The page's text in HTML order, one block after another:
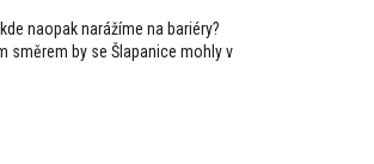
naopak narážíme na bariéry?
směrem by se Šlapanice mohly v